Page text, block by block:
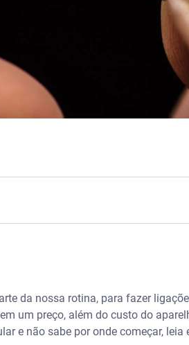
da nossa rotina, para fazer
um preço, além do custo do
e não sabe por onde começar, leia